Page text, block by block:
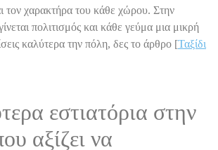
τον χαρακτήρα του κάθε χώρου. Στην
πολιτισμός και κάθε γεύμα μια μικρή
καλύτερα την πόλη, δες το άρθρο [Ταξίδι
εστιατόρια στην
αξίζει να